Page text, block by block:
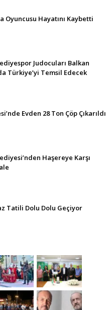
Oyuncusu Hayatını Kaybetti
Judocuları Balkan
Türkiye’yi Temsil Edecek
Evden 28 Ton Çöp Çıkarıldı
Haşereye Karşı
Tatili Dolu Dolu Geçiyor